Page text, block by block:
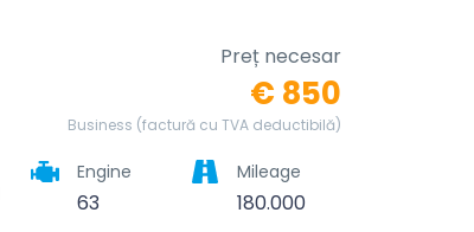
Preț necesar
€ 850
Business (factură cu TVA deductibilă)
Engine
63
Mileage
180.000